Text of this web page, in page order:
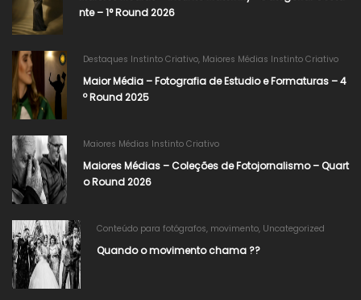
nte – 1° Round 2026
Destaques Instinto Criativo, Maiores Médias Instinto Criativo
Maior Média – Fotografia de Estudio e Formaturas – 4
º Round 2025
Maiores Médias Instinto Criativo
Maiores Médias – Coleções de Fotojornalismo – Quart
o Round 2026
Conteúdo para fotógrafos, movimento, Uncategorized
Quando o movimento chama ??